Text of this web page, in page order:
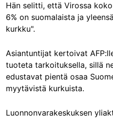
Hän selitti, että Virossa
6% on suomalaista ja
kurkku".
Asiantuntijat kertoivat
tuoteta tarkoituksella, sillä
edustavat pientä osaa
myytävistä kurkuista.
Luonnonvarakeskuksen